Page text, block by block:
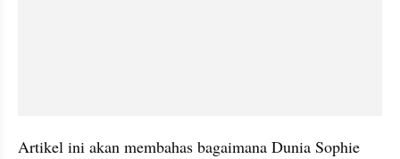
Artikel ini akan membahas bagaimana Dunia Sophie